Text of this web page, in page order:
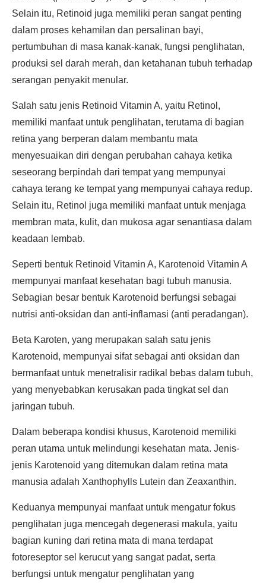
Selain itu, Retinoid juga memiliki peran sangat penting
dalam proses kehamilan dan persalinan bayi,
pertumbuhan di masa kanak-kanak, fungsi penglihatan,
produksi sel darah merah, dan ketahanan tubuh terhadap
serangan penyakit menular.
Salah satu jenis Retinoid Vitamin A, yaitu Retinol,
memiliki manfaat untuk penglihatan, terutama di bagian
retina yang berperan dalam membantu mata
menyesuaikan diri dengan perubahan cahaya ketika
seseorang berpindah dari tempat yang mempunyai
cahaya terang ke tempat yang mempunyai cahaya redup.
Selain itu, Retinol juga memiliki manfaat untuk menjaga
membran mata, kulit, dan mukosa agar senantiasa dalam
keadaan lembab.
Seperti bentuk Retinoid Vitamin A, Karotenoid Vitamin A
mempunyai manfaat kesehatan bagi tubuh manusia.
Sebagian besar bentuk Karotenoid berfungsi sebagai
nutrisi anti-oksidan dan anti-inflamasi (anti peradangan).
Beta Karoten, yang merupakan salah satu jenis
Karotenoid, mempunyai sifat sebagai anti oksidan dan
bermanfaat untuk menetralisir radikal bebas dalam tubuh,
yang menyebabkan kerusakan pada tingkat sel dan
jaringan tubuh.
Dalam beberapa kondisi khusus, Karotenoid memiliki
peran utama untuk melindungi kesehatan mata. Jenis-
jenis Karotenoid yang ditemukan dalam retina mata
manusia adalah Xanthophylls Lutein dan Zeaxanthin.
Keduanya mempunyai manfaat untuk mengatur fokus
penglihatan juga mencegah degenerasi makula, yaitu
bagian kuning dari retina mata di mana terdapat
fotoreseptor sel kerucut yang sangat padat, serta
berfungsi untuk mengatur penglihatan yang